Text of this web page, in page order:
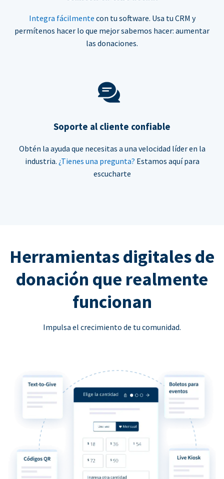
Integra fácilmente con tu software. Usa tu CRM y
permítenos hacer lo que mejor sabemos hacer: aumentar
las donaciones.
Soporte al cliente confiable
Obtén la ayuda que necesitas a una velocidad líder en la
industria. ¿Tienes una pregunta? Estamos aquí para
escucharte
Herramientas digitales de
donación que realmente
funcionan
Impulsa el crecimiento de tu comunidad.